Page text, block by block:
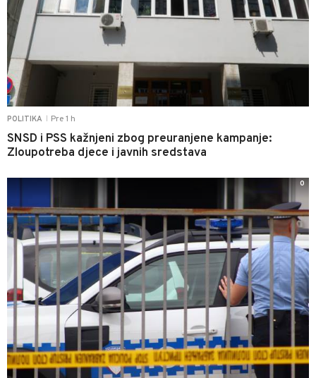
POLITIKA Pre 1 h
SNSD i PSS kažnjeni zbog preuranjene kampanje:
Zloupotreba djece i javnih sredstava
0